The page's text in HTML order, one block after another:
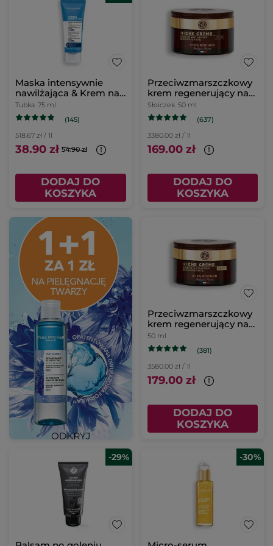
Maska intensywnie
nawilżająca & Krem na
noc 75 ml
Tubka 75 ml
(145)
518.67 zł / 1l
38.90 zł 54.90 zł
DODAJ DO
KOSZYKA
Przeciwzmarszczkowy
krem regenerujący na
dzień
Słoiczek 50 ml
(637)
3380.00 zł / 1l
169.00 zł
DODAJ DO
KOSZYKA
Przeciwzmarszczkowy
krem regenerujący na
noc
50 ml
(381)
3580.00 zł / 1l
179.00 zł
DODAJ DO
KOSZYKA
-29% -30%